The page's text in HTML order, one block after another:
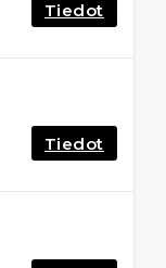
Tiedot
Tiedot